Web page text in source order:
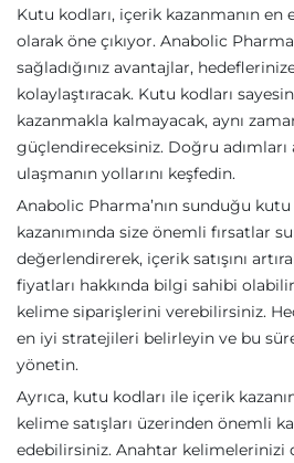
Kutu kodları, içerik kazanmanın en
olarak öne çıkıyor. Anabolic
sağladığınız avantajlar,
kolaylaştıracak. Kutu kodları
kazanmakla kalmayacak, aynı
güçlendireceksiniz. Doğru
ulaşmanın yollarını keşfedin.
Anabolic Pharma’nın sunduğu
kazanımında size önemli fırsatlar
değerlendirerek, içerik satışını
fiyatları hakkında bilgi sahibi
kelime siparişlerini verebilirsiniz.
en iyi stratejileri belirleyin ve bu
yönetin.
Ayrıca, kutu kodları ile içerik
kelime satışları üzerinden önemli
edebilirsiniz. Anahtar kelimelerinizi